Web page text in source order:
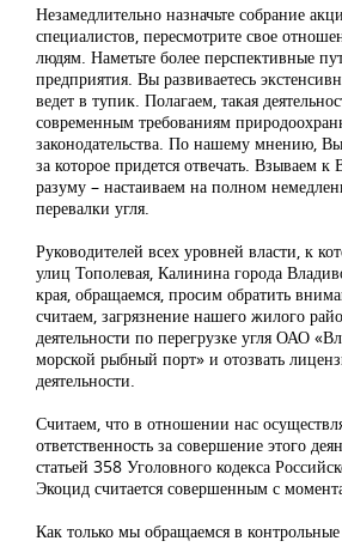
Незамедлительно назначьте собрание
специалистов, пересмотрите свое
людям. Наметьте более перспективные
предприятия. Вы развиваетесь
ведет в тупик. Полагаем, такая
современным требованиям
законодательства. По нашему мнению, Вы
за которое придется отвечать. Взываем к
разуму – настаиваем на полном
перевалки угля.
Руководителей всех уровней власти, к
улиц Тополевая, Калинина города
края, обращаемся, просим обратить
считаем, загрязнение нашего жилого
деятельности по перегрузке угля ОАО
морской рыбный порт» и отозвать
деятельности.
Считаем, что в отношении нас
ответственность за совершение этого
статьей 358 Уголовного кодекса
Экоцид считается совершенным с
Как только мы обращаемся в